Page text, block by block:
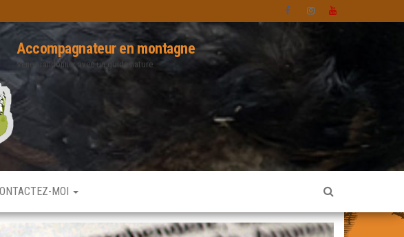
Accompagnateur en montagne
Venez randonner avec un guide nature
MOI